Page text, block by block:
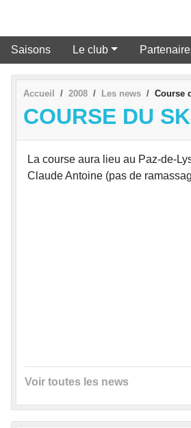
Saisons Le club
Accueil 2008 Les news Course
COURSE DU
La course aura lieu au Paz-de-
Claude Antoine (pas de
Voir toutes les news